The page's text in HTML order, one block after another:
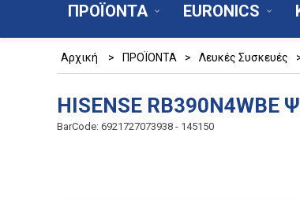
ΠΡΟΪΟΝΤΑ EURONICS
Αρχική > ΠΡΟΪΟΝΤΑ > Λευκές Συσκευές
HISENSE RB390N4WBE
BarCode: 6921727073938 - 145150